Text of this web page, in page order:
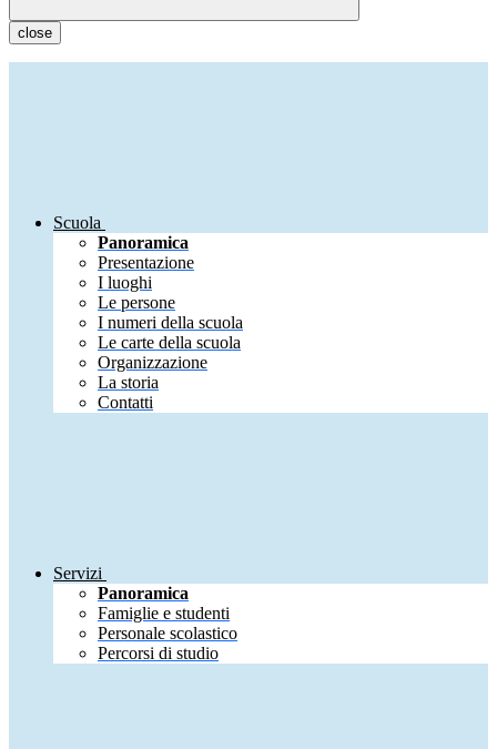
close
Scuola
Panoramica
Presentazione
I luoghi
Le persone
I numeri della scuola
Le carte della scuola
Organizzazione
La storia
Contatti
Servizi
Panoramica
Famiglie e studenti
Personale scolastico
Percorsi di studio